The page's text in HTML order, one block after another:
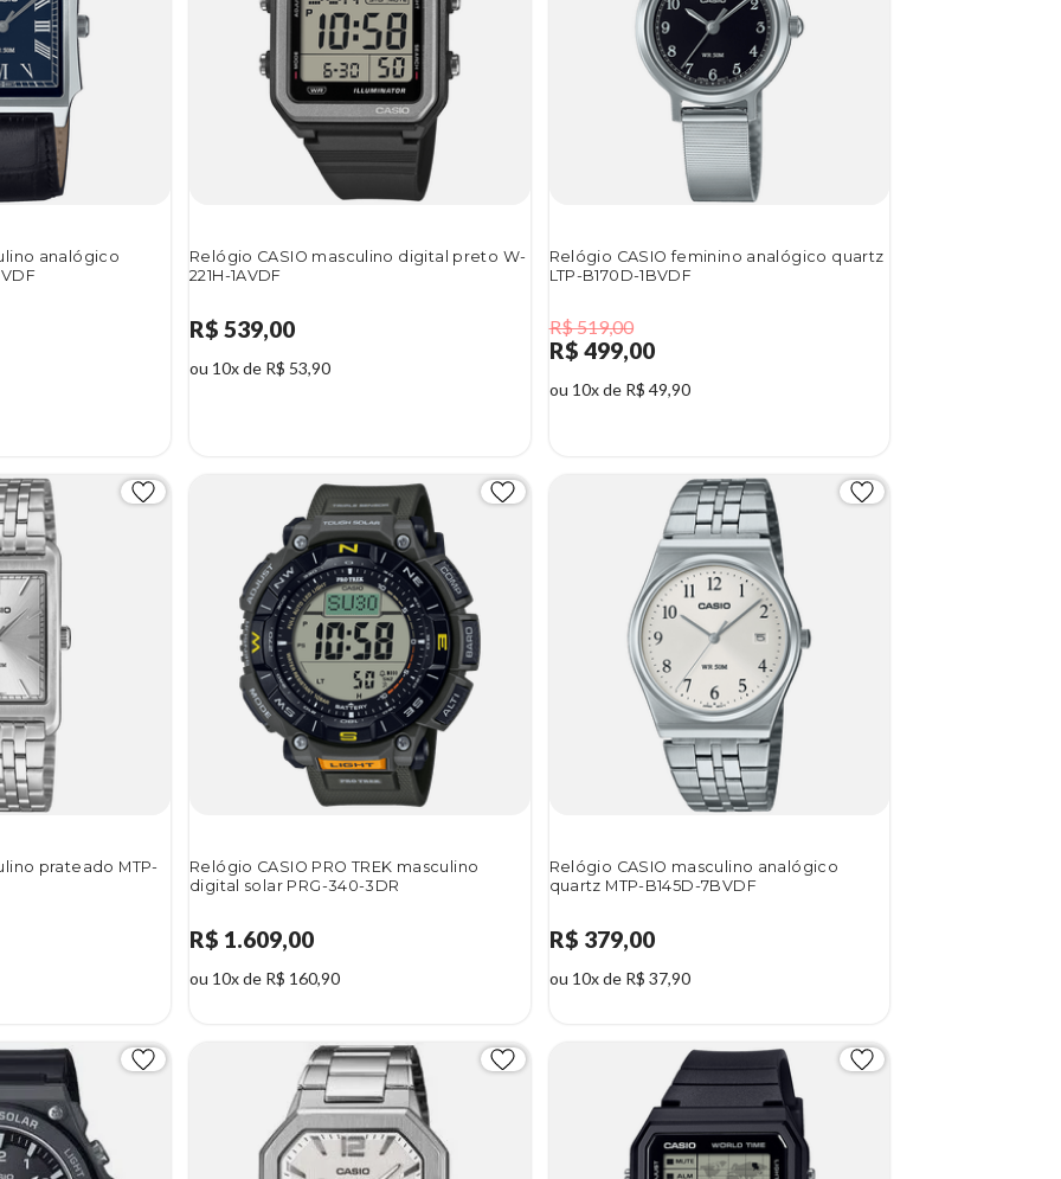
analógico
Relógio CASIO masculino digital preto W-
221H-1AVDF
R$ 539,00
ou 10x de R$ 53,90
Relógio CASIO feminino analógico quartz
LTP-B170D-1BVDF
R$ 519,00
R$ 499,00
ou 10x de R$ 49,90
prateado MTP-
Relógio CASIO PRO TREK masculino
digital solar PRG-340-3DR
R$ 1.609,00
ou 10x de R$ 160,90
Relógio CASIO masculino analógico
quartz MTP-B145D-7BVDF
R$ 379,00
ou 10x de R$ 37,90